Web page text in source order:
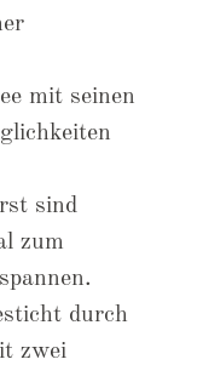
mit seinen
sind
zum
durch
zwei